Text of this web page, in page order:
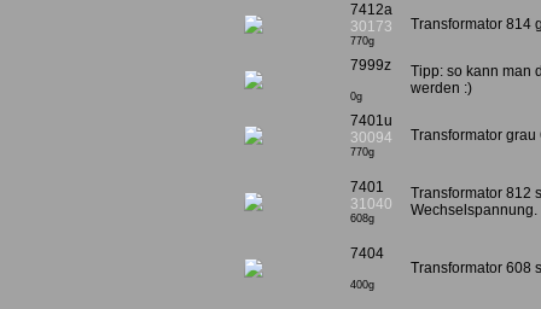
7412a
30173
770g
Transformator 814
7999z
0g
Tipp: so kann man
werden :)
7401u
30094
770g
Transformator grau
7401
31040
608g
Transformator 812
Wechselspannung.
7404
400g
Transformator 608